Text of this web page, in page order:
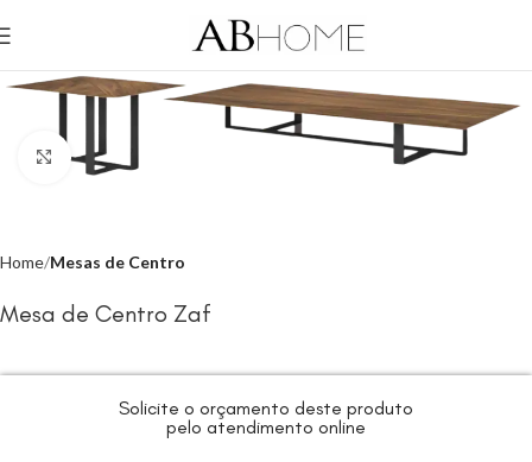
Click to enlarge
Home Mesas de Centro
Mesa de Centro Zaf
Solicite o orçamento deste produto
pelo atendimento online